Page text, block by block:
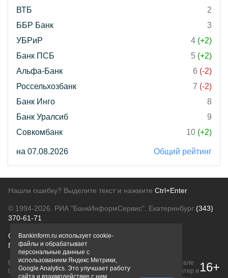
ВТБ
2
ББР Банк
3
УБРиР
4 (+2)
Банк ПСБ
5 (+2)
Альфа-Банк
6 (-2)
Россельхозбанк
7 (-2)
Банк Инго
8
Банк Уралсиб
9
Совкомбанк
10 (+2)
на 07.08.2026 Общий рейтинг
Нашли ошибку? Выделите текст и нажмите Ctrl+Enter
© 1994-2026. РИА "БанкИнформСервис". Екатеринбург (343)
370-61-71
О проектеПолитика конфиденциальности
Правовая информацияДля рекламодателей
Вся информация о продуктах банков, размещенная на портале
bankinform.ru, носит исключительно ознакомительный характер и 16+
Bankinform.ru использует cookie-
файлы и обрабатывает
персональные данные с
использованием Яндекс Метрики,
Google Analytics. Это улучшает работу
сайта и взаимодействие с ним.